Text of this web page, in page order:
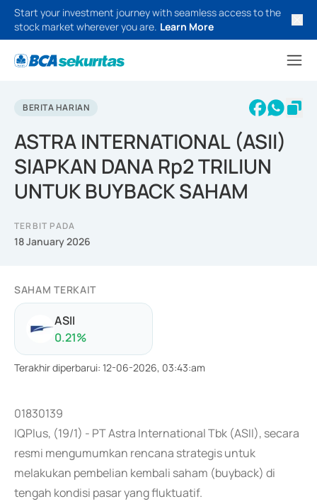
Start your investment journey with seamless access to the
stock market wherever you are. Learn More
BERITA HARIAN
ASTRA INTERNATIONAL (ASII)
SIAPKAN DANA Rp2 TRILIUN
UNTUK BUYBACK SAHAM
TERBIT PADA
18 January 2026
SAHAM TERKAIT
ASII
0.21%
Terakhir diperbarui: 12-06-2026, 03:43:am
01830139
IQPlus, (19/1) - PT Astra International Tbk (ASII), secara
resmi mengumumkan rencana strategis untuk
melakukan pembelian kembali saham (buyback) di
tengah kondisi pasar yang fluktuatif.